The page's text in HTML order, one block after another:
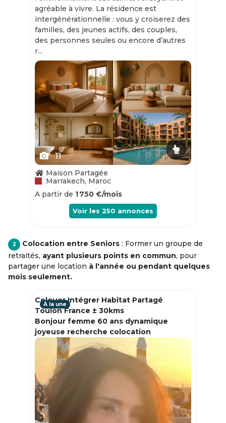
agréable à vivre. La résidence est
intergénérationnelle : vous y croiserez des
familles, des jeunes actifs, des couples,
des personnes seules ou encore d’autres
r...
Slide 1 of 11
11
Maison Partagée
Marrakech, Maroc
A partir de 1 750 €/mois
Voir les 250 annonces
2 Colocation entre Seniors : Former un groupe de
retraités, ayant plusieurs points en commun, pour
partager une location à l'année ou pendant quelques
mois seulement.
Colouer Intégrer Habitat Partagé
Toulon France ± 30kms
Bonjour femme 60 ans dynamique
joyeuse recherche colocation
À la une